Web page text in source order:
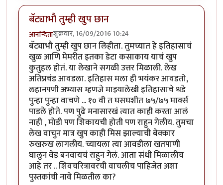
बॅट्याभौ तुम्ही खुप छान
आनन्दिताशुक्रवार, 16/09/2016 10:24
बॅट्याभौ तुम्ही खुप छान लिहीता. तुमच्यात हे इतिहासाचं
खुळ आणि मेमरीत इतका डेटा कसाकाय याचं खुप
कुतुहल होतं. या लेखाने सगळी उत्तर मिळाली. लेख
अतिप्रचंड आवडला. इतिहास मला ही भयंकर आवडतो,
लहानपणी अभ्यास म्हणजे माझ्यालेखी इतिहासाचे धडे
पुन्हा पुन्हा वाचणे ... १० वी त घसघशीत ७५/७५ मार्क्स
पाडले होते. पण पुढे मनासारखं त्यात काही करता आलं
नाही , मोडी पण शिकायची होती पण राहुन गेलीय. तुमचा
लेख वाचुन मात्र खुप काही मिस झाल्याची बेक्कार
रुखरुख लागलीय. च्यायला त्या आवडीला खतपाणी
घालुन वेड बनवायचं राहुन गेलं. आता संधी मिळालीच
आहे तर .. शिवचरित्रावरची वाचलीच पाहिजेत अशा
पुस्तकांची नावे मिळतील का?